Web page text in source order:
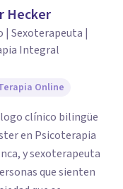
Hecker
| Sexoterapeuta |
Integral
Online
clínico bilingüe
en Psicoterapia
y sexoterapeuta